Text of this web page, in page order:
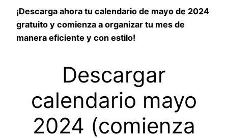
¡Descarga ahora tu calendario de mayo de 2024
gratuito y comienza a organizar tu mes de
manera eficiente y con estilo!
Descargar
calendario mayo
2024 (comienza